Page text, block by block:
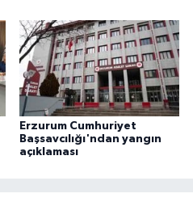
Erzurum Cumhuriyet
Başsavcılığı'ndan yangın
açıklaması